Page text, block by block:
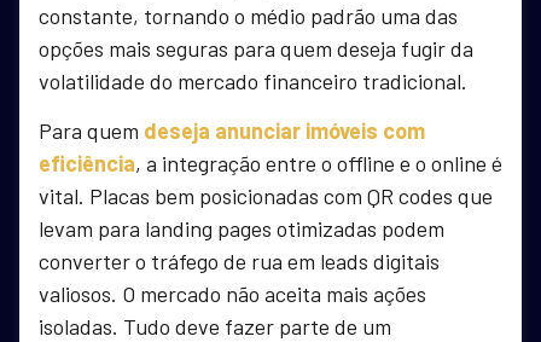
constante, tornando o médio padrão uma das
opções mais seguras para quem deseja fugir da
volatilidade do mercado financeiro tradicional.
Para quem deseja anunciar imóveis com
eficiência, a integração entre o offline e o online é
vital. Placas bem posicionadas com QR codes que
levam para landing pages otimizadas podem
converter o tráfego de rua em leads digitais
valiosos. O mercado não aceita mais ações
isoladas. Tudo deve fazer parte de um